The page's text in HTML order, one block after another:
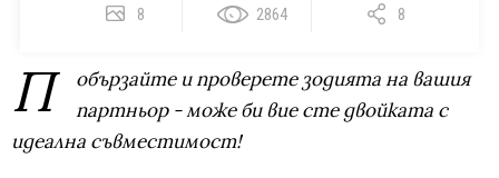
8 2864 8
П
обързайте и проверете зодията на вашия
партньор - може би вие сте двойката с
идеална съвместимост!